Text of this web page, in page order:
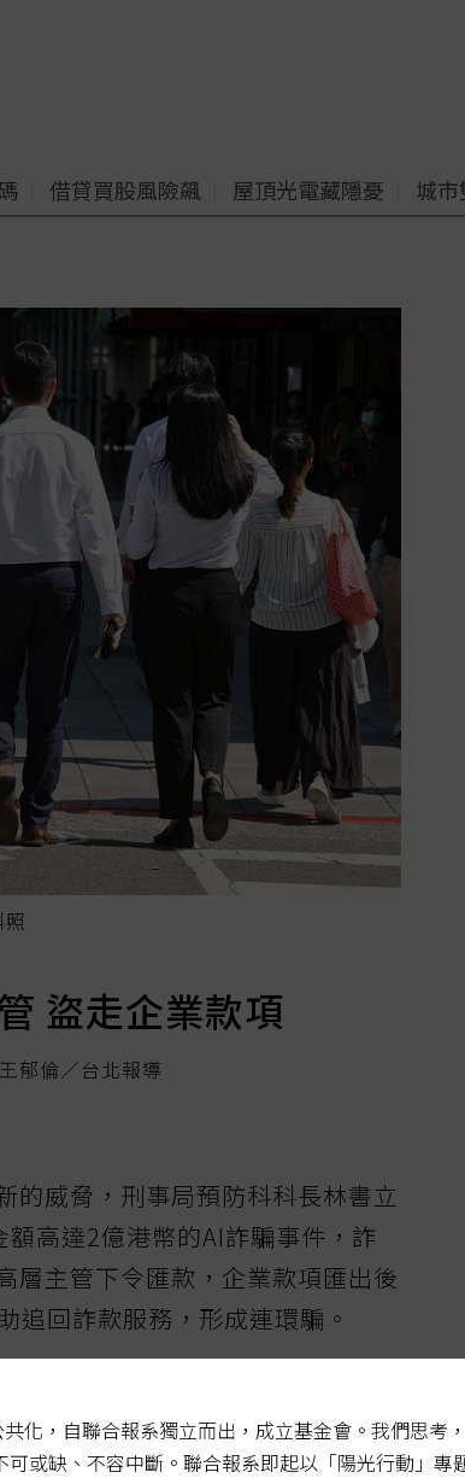
借貸買股風險飆 屋頂光電藏隱憂 城
盜走企業款項
郁倫／台北報導
的威脅，刑事局預防科科長林書立
高達2億港幣的AI詐騙事件，詐
層主管下令匯款，企業款項匯出後
追回詐款服務，形成連環騙。
詐騙也成新威脅，今年2月詐騙
企業英國總部多位高層臉部畫面跟
化，自聯合報系獨立而出，成立基金會。我們思考
可或缺、不容中斷。聯合報系即起以「陽光行動」專